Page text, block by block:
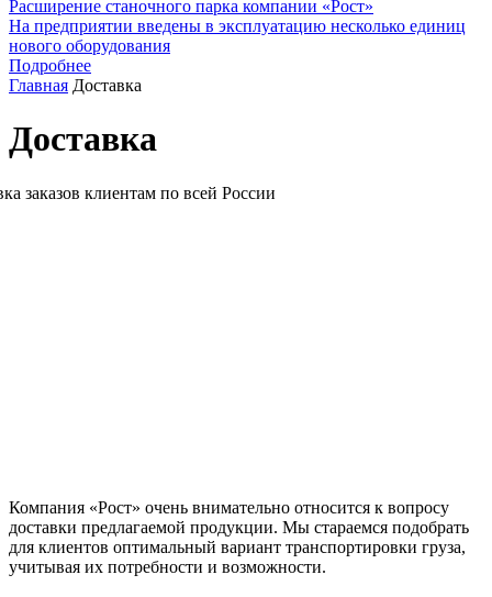
Расширение станочного парка компании «Рост»
На предприятии введены в эксплуатацию несколько единиц
нового оборудования
Подробнее
Главная Доставка
Доставка
Компания «Рост» очень внимательно относится к вопросу
доставки предлагаемой продукции. Мы стараемся подобрать
для клиентов оптимальный вариант транспортировки груза,
учитывая их потребности и возможности.